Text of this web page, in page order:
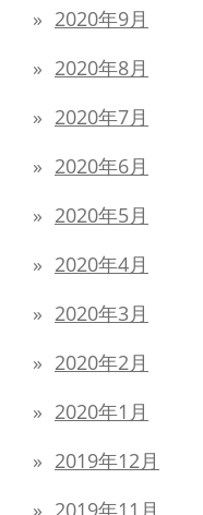
2020年9月
2020年8月
2020年7月
2020年6月
2020年5月
2020年4月
2020年3月
2020年2月
2020年1月
2019年12月
2019年11月